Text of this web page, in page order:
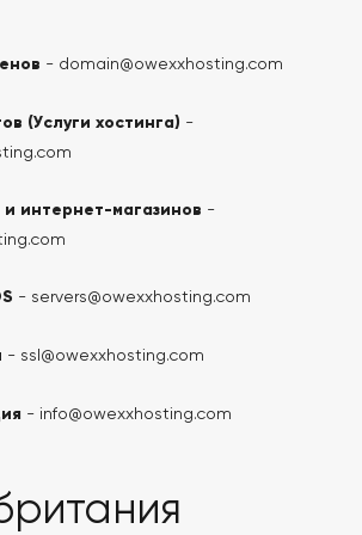
- domain@owexxhosting.com
(Услуги хостинга) -
интернет-магазинов -
- servers@owexxhosting.com
- ssl@owexxhosting.com
- info@owexxhosting.com